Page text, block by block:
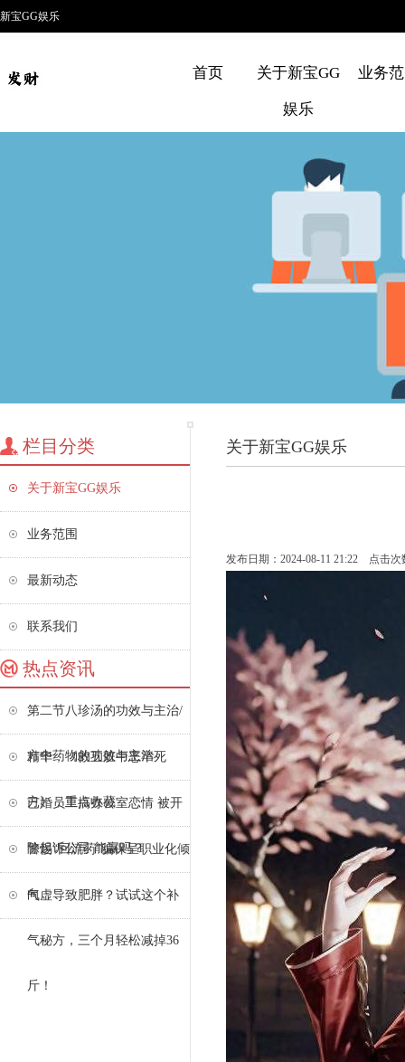
新宝GG娱乐
首页 关于新宝GG
娱乐
业务
栏目分类
关于新宝GG娱乐
业务范围
最新动态
联系我们
热点资讯
第二节八珍汤的功效与主治/
方中药物的功效与主治
精华，《救五脏中恶卒死
方》，重点收藏
已婚员工搞办公室恋情 被开
除起诉公司 能赢吗？
警惕“回流药”骗保呈职业化倾
向
气虚导致肥胖？试试这个补
气秘方，三个月轻松减掉36
斤！
关于新宝GG娱乐
发布日期：2024-08-11 21:22 点击次